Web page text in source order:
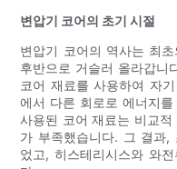
변압기 코어의 초기 시절
변압기 코어의 역사는 최
후반으로 거슬러 올라갑니
코어 재료를 사용하여 자
에서 다른 회로로 에너지
사용된 코어 재료는 비교
가 부족했습니다. 그 결과,
었고, 히스테리시스와 와